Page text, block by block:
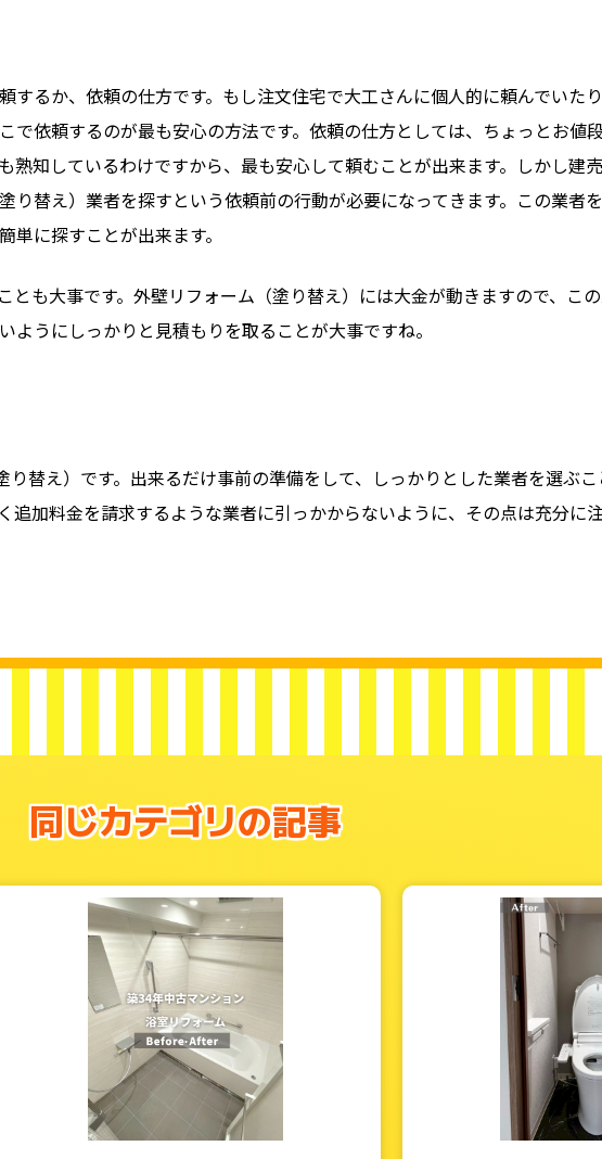
するか、依頼の仕方です。もし注文住宅で大工さんに個人的に頼んでいた
で依頼するのが最も安心の方法です。依頼の仕方としては、ちょっとお値
熟知しているわけですから、最も安心して頼むことが出来ます。しかし建
替え）業者を探すという依頼前の行動が必要になってきます。この業者を
に探すことが出来ます。
とも大事です。外壁リフォーム（塗り替え）には大金が動きますので、こ
うにしっかりと見積もりを取ることが大事ですね。
替え）です。出来るだけ事前の準備をして、しっかりとした業者を選ぶ
追加料金を請求するような業者に引っかからないように、その点は充分に
同じカテゴリの記事